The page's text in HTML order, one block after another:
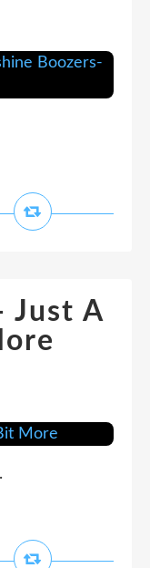
Just A